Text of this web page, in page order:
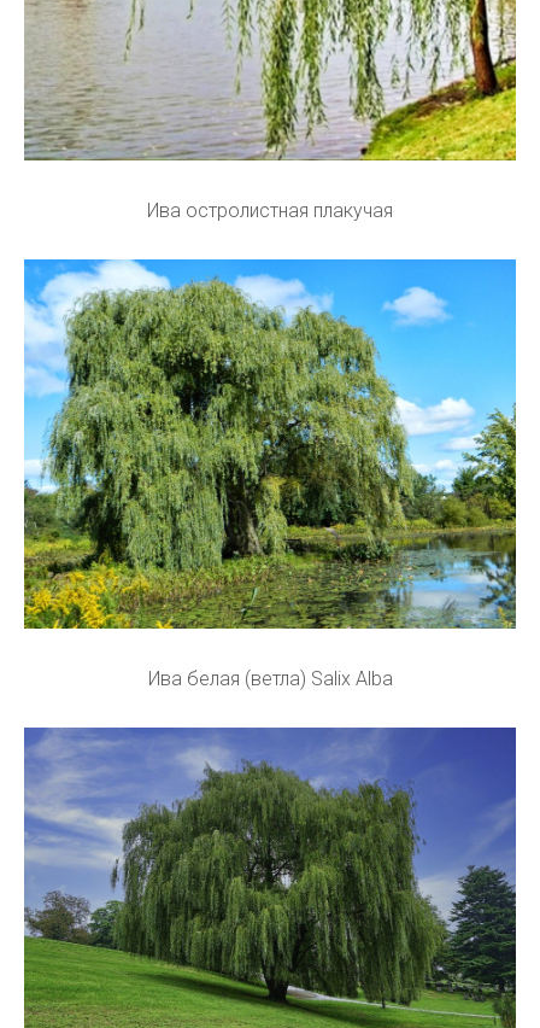
Ива остролистная плакучая
Ива белая (ветла) Salix Alba